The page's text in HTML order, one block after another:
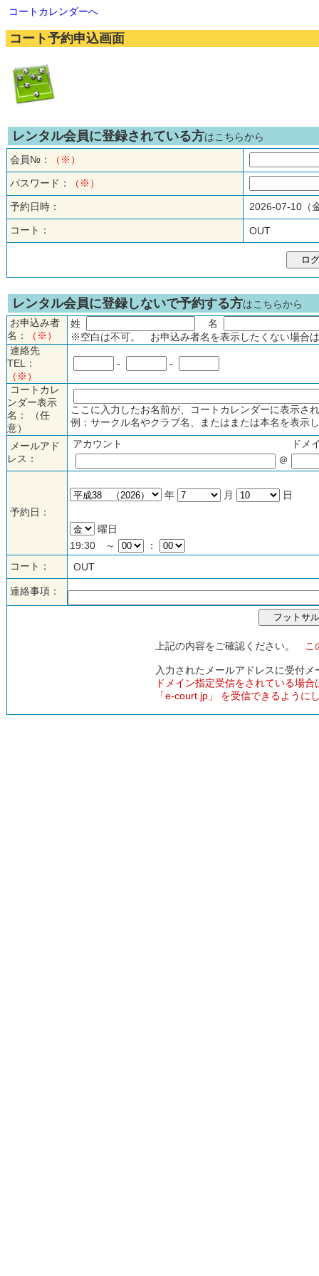
コートカレンダーへ
コート予約申込画面
レンタル会員に登録されている方はこちらから
会員№：
（※）
パスワード： （※）
予約日時： 2026-07-10
コート： OUT
レンタル会員に登録しないで予約する方はこちらから
お申込み者
名：
（※）
姓
名
※空白は不可。 お申込み者名を表示したくない場合
連絡先
TEL：
（※）
- -
コートカレ
ンダー表示
名： （任
意）
ここに入力したお名前が、コートカレンダーに表示
例：サークル名やクラブ名、またはまたは本名を表示
メールアド
レス：
アカウント
ドメ
＠
予約日：
年 月 日
曜日
19:30 ～
：
コート：
OUT
連絡事項：
上記の内容をご確認ください。 こ
入力されたメールアドレスに受付
ドメイン指定受信をされている場合
「e-court.jp」 を受信できるように